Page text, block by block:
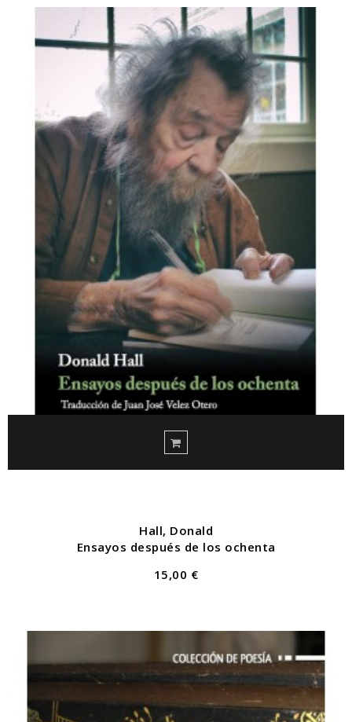
Hall, Donald
Ensayos después de los ochenta
15,00 €